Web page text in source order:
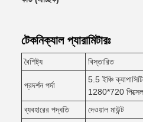
টেকনিক্যাল প্যারামিটারঃ
বৈশিষ্ট্য বিস্তারিত
প্রদর্শন পর্দা
5.5 ইঞ্চি
1280*720 পিক্সেল
ব্যবহারের পদ্ধতি
দেওয়াল মাউন্ট